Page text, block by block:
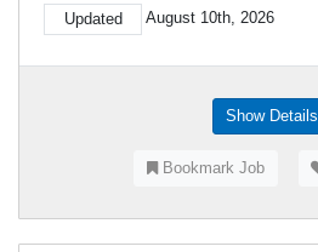
Updated August 10th, 2026
Show Details
Bookmark Job